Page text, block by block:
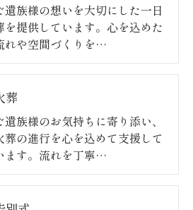
遺族様の想いを大切にした一日
を提供しています。心を込めた
れや空間づくりを…
葬
遺族様のお気持ちに寄り添い、
葬の進行を心を込めて支援して
ます。流れを丁寧…